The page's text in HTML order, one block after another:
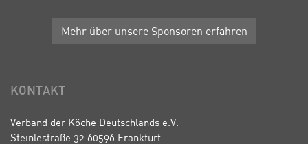
Mehr über unsere Sponsoren erfahren
KONTAKT
Verband der Köche Deutschlands e.V.
Steinlestraße 32 60596 Frankfurt